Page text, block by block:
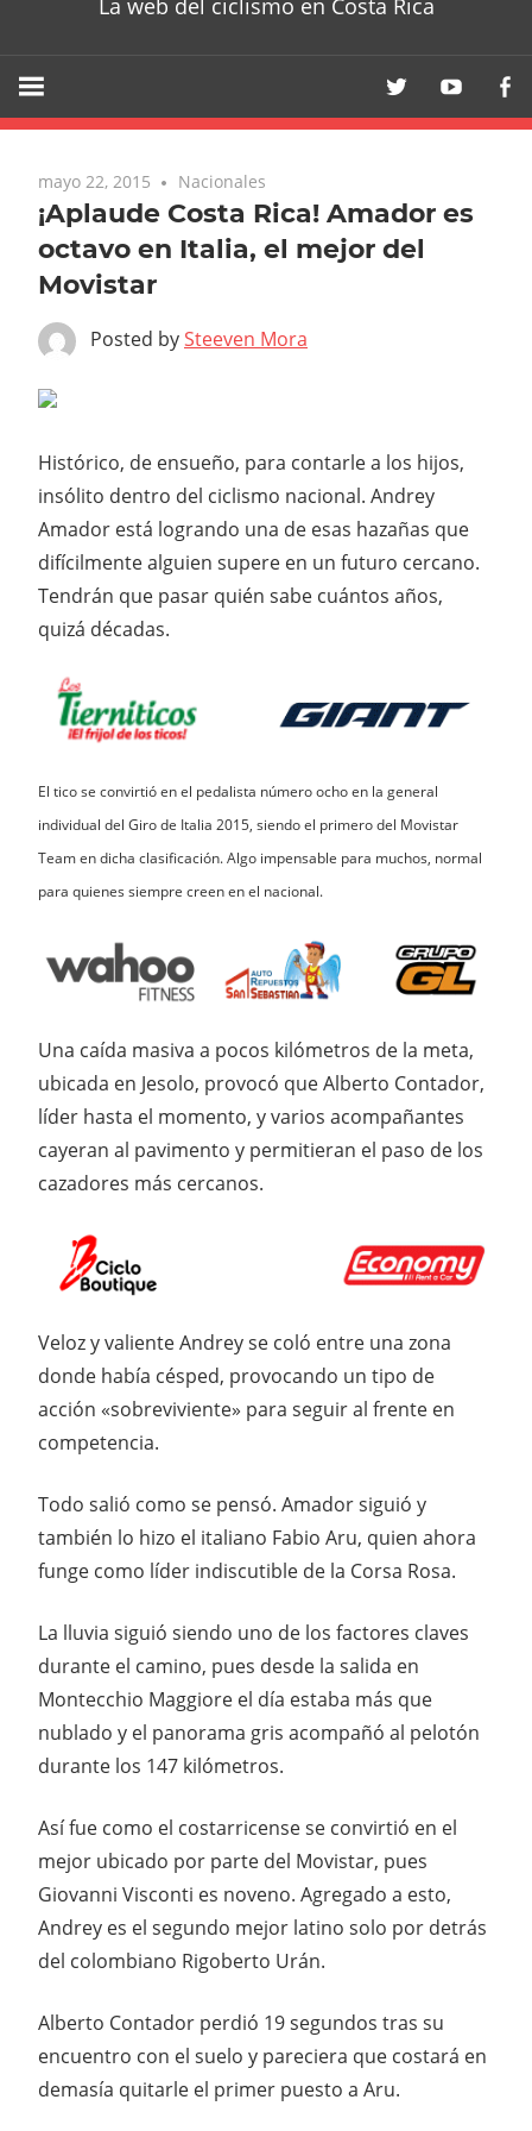
La web del ciclismo en Costa Rica
mayo 22, 2015 Nacionales
¡Aplaude Costa Rica! Amador es
octavo en Italia, el mejor del
Movistar
Posted bySteeven Mora
Histórico, de ensueño, para contarle a los hijos,
insólito dentro del ciclismo nacional. Andrey
Amador está logrando una de esas hazañas que
difícilmente alguien supere en un futuro cercano.
Tendrán que pasar quién sabe cuántos años,
quizá décadas.
El tico se convirtió en el pedalista número ocho en la general
individual del Giro de Italia 2015, siendo el primero del Movistar
Team en dicha clasificación. Algo impensable para muchos, normal
para quienes siempre creen en el nacional.
Una caída masiva a pocos kilómetros de la meta,
ubicada en Jesolo, provocó que Alberto Contador,
líder hasta el momento, y varios acompañantes
cayeran al pavimento y permitieran el paso de los
cazadores más cercanos.
Veloz y valiente Andrey se coló entre una zona
donde había césped, provocando un tipo de
acción «sobreviviente» para seguir al frente en
competencia.
Todo salió como se pensó. Amador siguió y
también lo hizo el italiano Fabio Aru, quien ahora
funge como líder indiscutible de la Corsa Rosa.
La lluvia siguió siendo uno de los factores claves
durante el camino, pues desde la salida en
Montecchio Maggiore el día estaba más que
nublado y el panorama gris acompañó al pelotón
durante los 147 kilómetros.
Así fue como el costarricense se convirtió en el
mejor ubicado por parte del Movistar, pues
Giovanni Visconti es noveno. Agregado a esto,
Andrey es el segundo mejor latino solo por detrás
del colombiano Rigoberto Urán.
Alberto Contador perdió 19 segundos tras su
encuentro con el suelo y pareciera que costará en
demasía quitarle el primer puesto a Aru.